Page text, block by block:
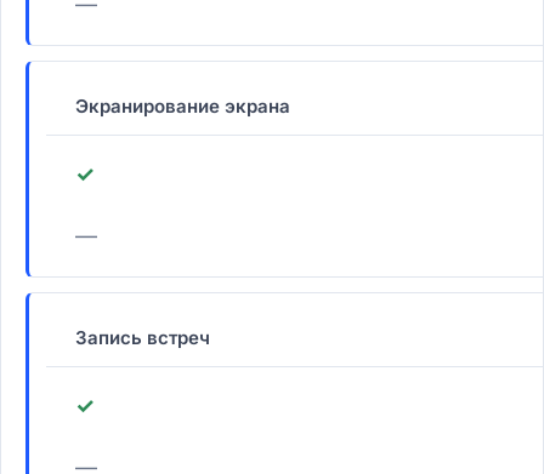
Экранирование экрана
✓
—
Запись встреч
✓
—